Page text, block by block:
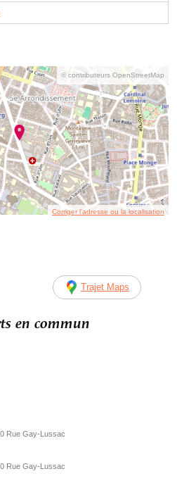
© contributeurs OpenStreetMap
Corriger l’adresse ou la localisation
Trajet Maps
en commun
Rue Gay-Lussac
Rue Gay-Lussac